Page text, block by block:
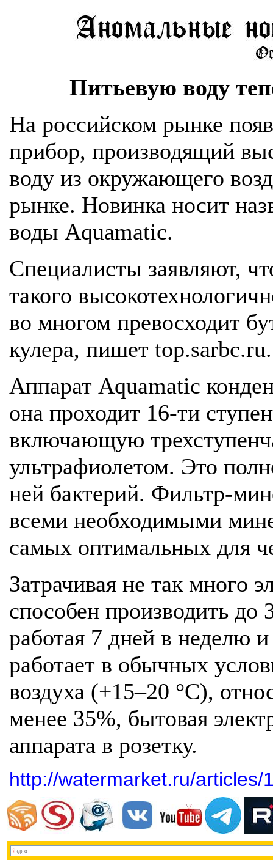
Питьевую воду
На российском рынке
прибор, производящий
воду из окружающего
рынке. Новинка носит
воды Aquamatic.
Специалисты заявляют,
такого
во многом превосходит
кулера, пишет top.sarbc.ru.
Аппарат Aquamatic
она проходит 16-ти
включающую
ультрафиолетом. Это
ней бактерий. Фильтр-
всеми необходимыми
самых оптимальных для
Затрачивая не так много
способен производить до
работая 7 дней в неделю
работает в обычных
воздуха (+15–20 °C),
менее 35%, бытовая
аппарата в розетку.
http://watermarket.ru/articles/